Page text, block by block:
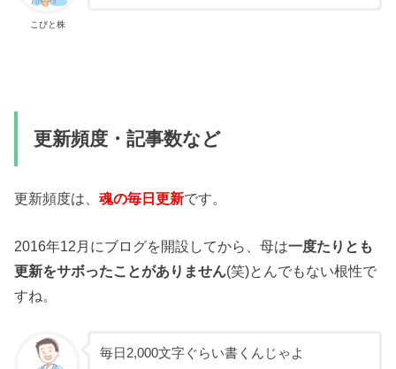
こびと株
更新頻度・記事数など
更新頻度は、魂の毎日更新です。
2016年12月にブログを開設してから、母は一度たりとも
更新をサボったことがありません(笑)とんでもない根性で
すね。
毎日2,000文字ぐらい書くんじゃよ